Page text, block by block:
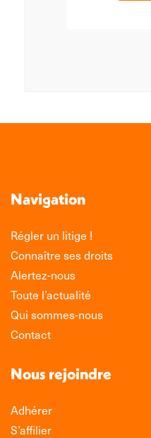
Navigation
Régler un litige !
Connaître ses droits
Alertez-nous
Toute l’actualité
Qui sommes-nous
Contact
Nous rejoindre
Adhérer
S’affilier